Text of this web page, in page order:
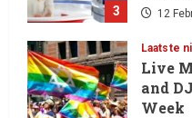
3 12
Laatste
Live
and
Week